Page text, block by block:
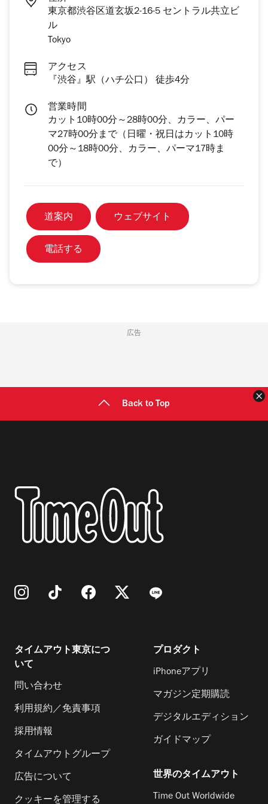
東京都渋谷区道玄坂2-16-5 セントラル共立ビ
ル
Tokyo
アクセス
『渋谷』駅（ハチ公口） 徒歩4分
営業時間
カット10時00分～28時00分、カラー、パー
マ27時00分まで（日曜・祝日はカット10時
00分～18時00分、カラー、パーマ17時ま
で）
道案内 ウェブサイト
電話する
広告
Back to Top
タイムアウト東京につ
いて
問い合わせ
利用規約／免責事項
採用情報
タイムアウトグループ
広告について
クッキーを管理する
プロダクト
iPhoneアプリ
マガジン定期購読
デジタルエディション
ガイドマップ
世界のタイムアウト
Time Out Worldwide